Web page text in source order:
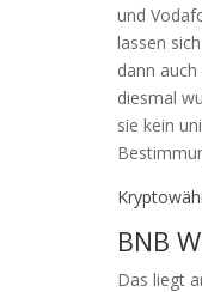
und
lassen
dann
diesmal
sie kein
BNB
Das liegt